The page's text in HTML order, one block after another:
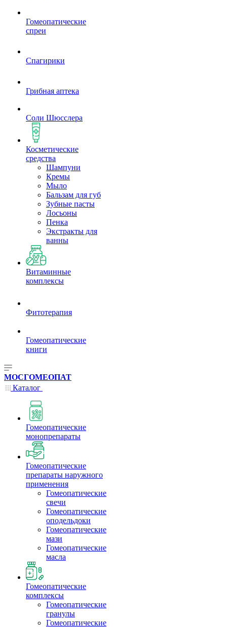
Гомеопатические
спреи
Спагирики
Грибная аптека
Соли Шюсслера
Косметические
средства
Шампуни
Кремы
Мыло
Бальзам для губ
Зубные пасты
Лосьоны
Пенка
Экстракты для
ванны
Витаминные
комплексы
Фитотерапия
Гомеопатические
книги
МОСГОМЕОПАТ
Каталог
Гомеопатические
монопрепараты
Гомеопатические
препараты наружного
применения
Гомеопатические
свечи
Гомеопатические
оподельдоки
Гомеопатические
мази
Гомеопатические
масла
Гомеопатические
комплексы
Гомеопатические
гранулы
Гомеопатические